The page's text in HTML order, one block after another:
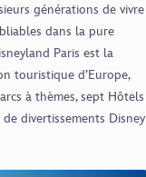
générations de vivre
dans la pure
Paris est la
touristique d’Europe,
à thèmes, sept Hôtels
divertissements Disney